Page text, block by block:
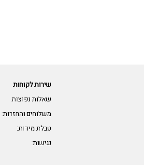
שירות לקוחות
שאלות נפוצות
משלוחים והחזרות:
טבלת מידות:
נגישות: